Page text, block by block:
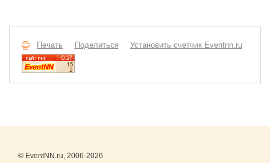
Печать Поделиться Установить счетчик Eventnn.ru
© EventNN.ru, 2006-2026